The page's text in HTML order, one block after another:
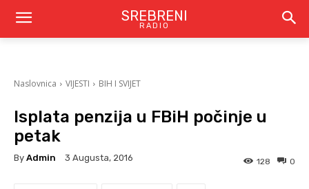
SREBRENI
RADIO
Naslovnica VIJESTI BIH I SVIJET
Isplata penzija u FBiH počinje u
petak
By Admin 3 Augusta, 2016 0
128